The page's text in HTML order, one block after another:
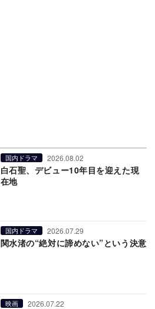
国内ドラマ 2026.08.02
白石聖、デビュー10年目を迎えた現
在地
国内ドラマ 2026.07.29
関水渚の“絶対に諦めない”という決意
映画 2026.07.22